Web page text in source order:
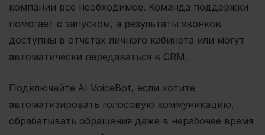
компании всё необходимое. Команда поддержки
помогает с запуском, а результаты звонков
доступны в отчётах личного кабинета или могут
автоматически передаваться в CRM.
Подключайте AI VoiceBot, если хотите
автоматизировать голосовую коммуникацию,
обрабатывать обращения даже в нерабочее время